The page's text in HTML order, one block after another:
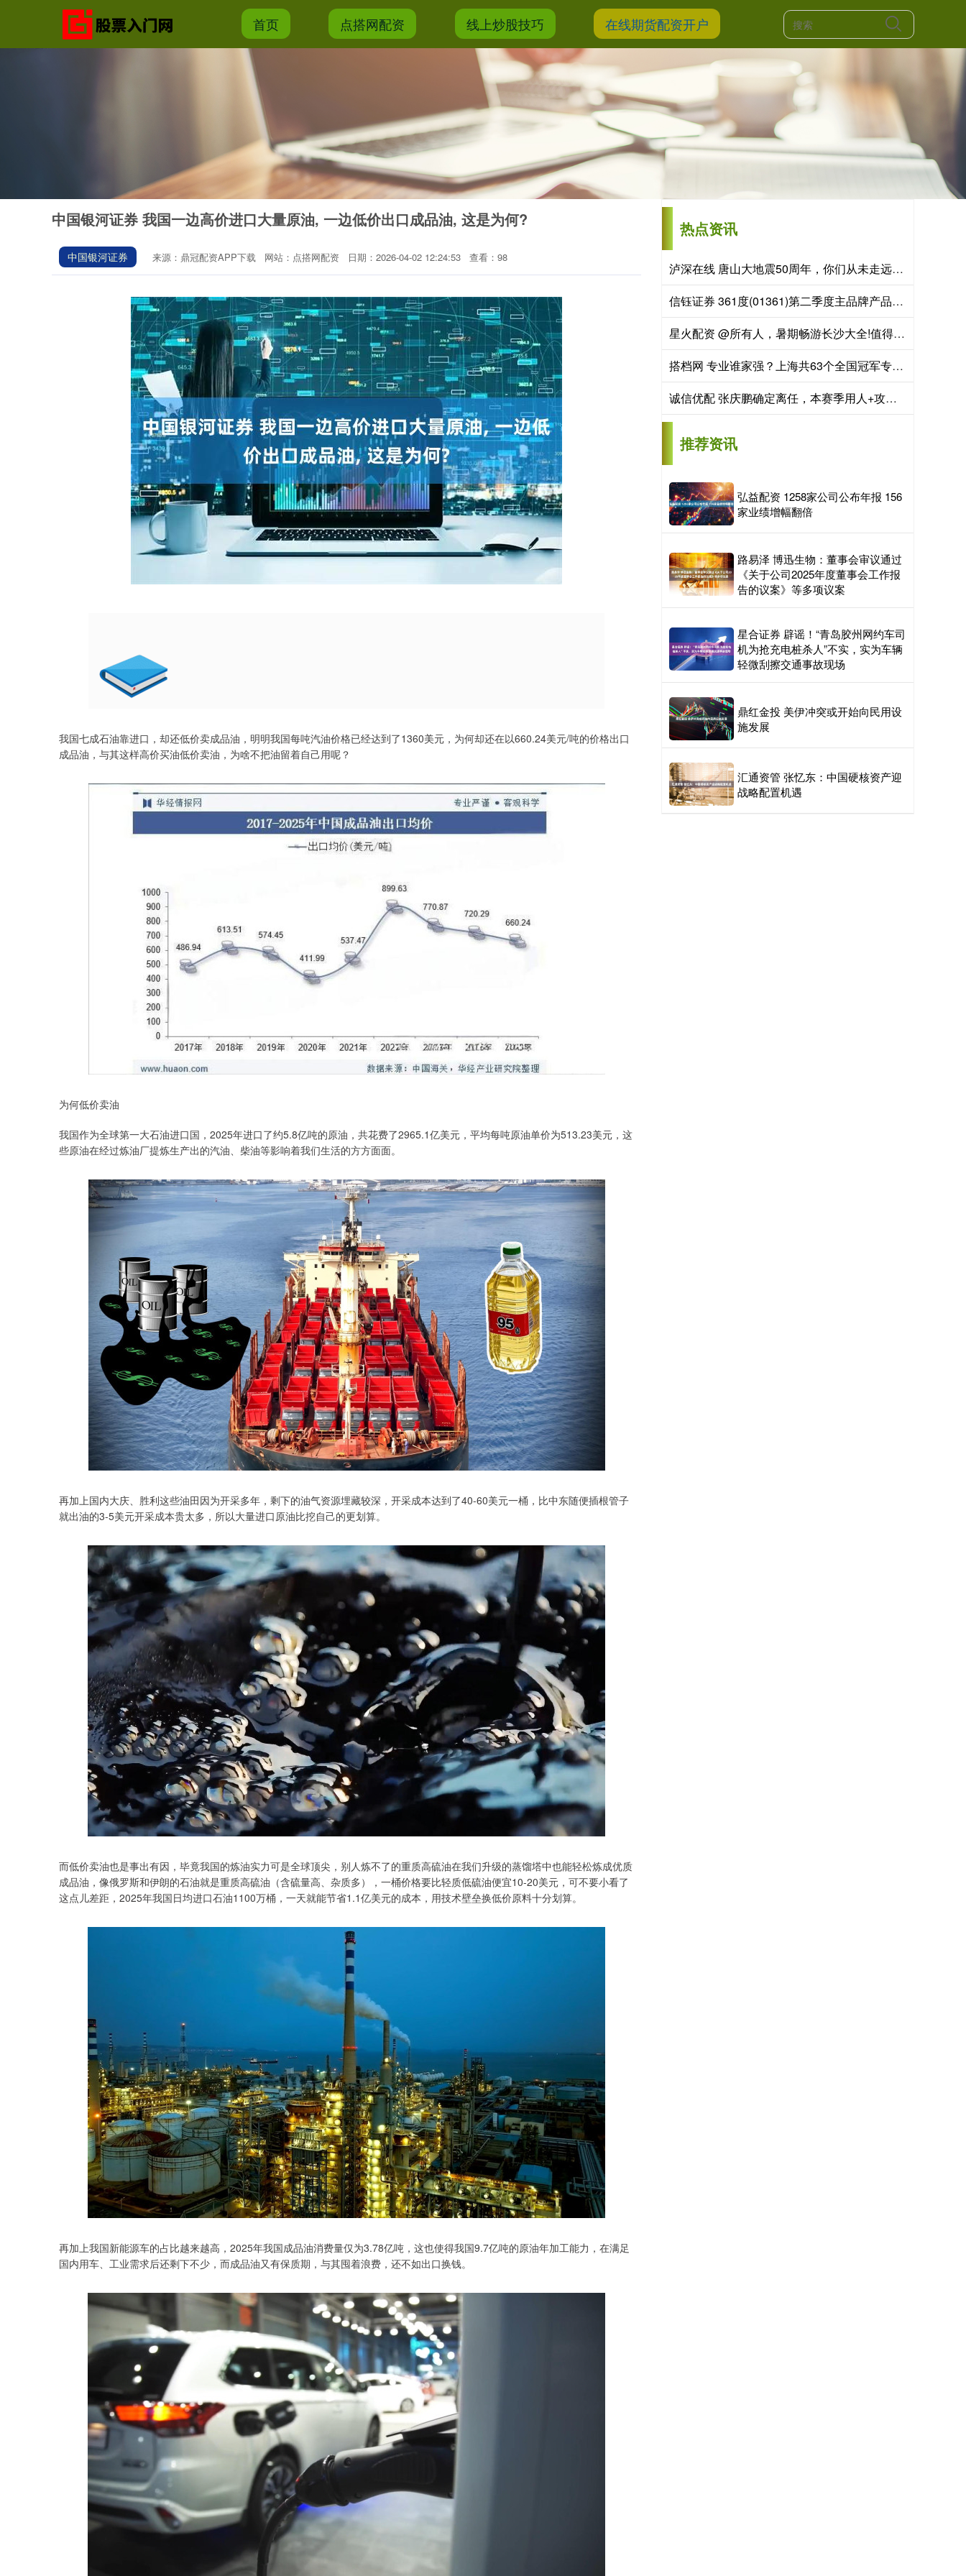
首页 点搭网配资 线上炒股技巧 在线期货配资开户
中国银河证券 我国一边高价进口大量原油, 一边低价出口成品油, 这是为何?
中国银河证券 来源：鼎冠配资APP下载 网站：点搭网配资 日期：2026-04-02 12:24:53 查看：98
我国七成石油靠进口，却还低价卖成品油，明明我国每吨汽油价格已经达到了1360美元，为何却还在以660.24美元/吨的价格出口
成品油，与其这样高价买油低价卖油，为啥不把油留着自己用呢？
为何低价卖油
我国作为全球第一大石油进口国，2025年进口了约5.8亿吨的原油，共花费了2965.1亿美元，平均每吨原油单价为513.23美元，这
些原油在经过炼油厂提炼生产出的汽油、柴油等影响着我们生活的方方面面。
再加上国内大庆、胜利这些油田因为开采多年，剩下的油气资源埋藏较深，开采成本达到了40-60美元一桶，比中东随便插根管子
就出油的3-5美元开采成本贵太多，所以大量进口原油比挖自己的更划算。
而低价卖油也是事出有因，毕竟我国的炼油实力可是全球顶尖，别人炼不了的重质高硫油在我们升级的蒸馏塔中也能轻松炼成优质
成品油，像俄罗斯和伊朗的石油就是重质高硫油（含硫量高、杂质多），一桶价格要比轻质低硫油便宜10-20美元，可不要小看了
这点儿差距，2025年我国日均进口石油1100万桶，一天就能节省1.1亿美元的成本，用技术壁垒换低价原料十分划算。
再加上我国新能源车的占比越来越高，2025年我国成品油消费量仅为3.78亿吨，这也使得我国9.7亿吨的原油年加工能力，在满足
国内用车、工业需求后还剩下不少，而成品油又有保质期，与其囤着浪费，还不如出口换钱。
热点资讯
泸深在线 唐山大地震50周年，你们从未走远，我们从未忘记！
信钰证券 361度(01361)第二季度主品牌产品零售额同比取得中高单位数的正增长
星火配资 @所有人，暑期畅游长沙大全!值得收藏
搭档网 专业谁家强？上海共63个全国冠军专业、226个A+专业，交大复旦各拔头筹
诚信优配 张庆鹏确定离任，本赛季用人+攻守都不行，北控天亮了？
推荐资讯
弘益配资 1258家公司公布年报 156
家业绩增幅翻倍
路易泽 博迅生物：董事会审议通过
《关于公司2025年度董事会工作报
告的议案》等多项议案
星合证券 辟谣！“青岛胶州网约车司
机为抢充电桩杀人”不实，实为车辆
轻微刮擦交通事故现场
鼎红金投 美伊冲突或开始向民用设
施发展
汇通资管 张忆东：中国硬核资产迎
战略配置机遇